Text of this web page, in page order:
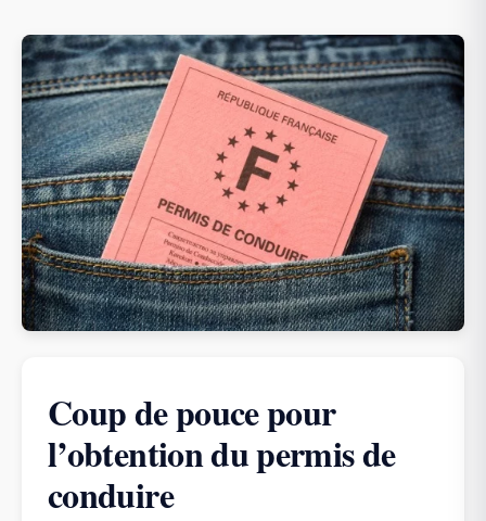
Coup de pouce pour
l’obtention du permis de
conduire